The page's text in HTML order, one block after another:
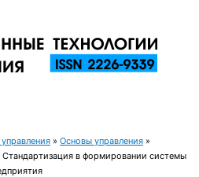
» Основы управления »
Стандартизация в формировании системы